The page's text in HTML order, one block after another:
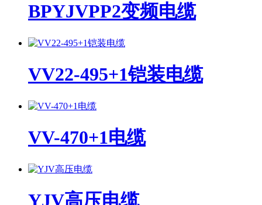
BPYJVPP2变频电缆
VV22-495+1铠装电缆
VV-470+1电缆
YJV高压电缆